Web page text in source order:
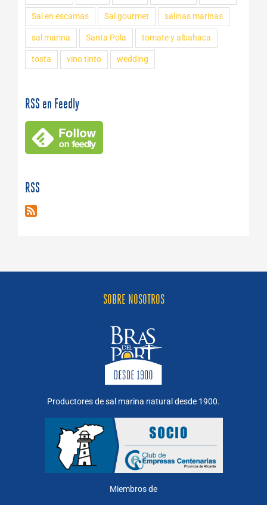
Sal en escamas Sal gourmet salinas marinas
sal marina Santa Pola tomate y albahaca
tosta vino tinto wedding
RSS en Feedly
RSS
SOBRE NOSOTROS
Productores de sal marina natural desde 1900.
Miembros de